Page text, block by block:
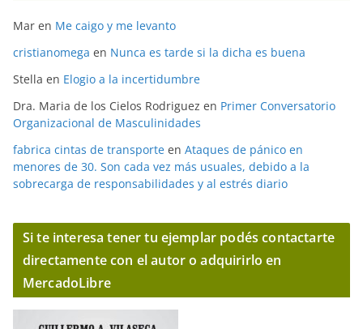
Mar en Me caigo y me levanto
cristianomega en Nunca es tarde si la dicha es buena
Stella en Elogio a la incertidumbre
Dra. Maria de los Cielos Rodriguez en Primer Conversatorio
Organizacional de Masculinidades
fabrica cintas de transporte en Ataques de pánico en
menores de 30. Son cada vez más usuales, debido a la
sobrecarga de responsabilidades y al estrés diario
Si te interesa tener tu ejemplar podés contactarte
directamente con el autor o adquirirlo en
MercadoLibre